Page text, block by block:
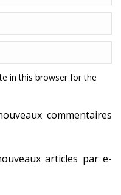
in this browser for the
commentaires
articles par e-